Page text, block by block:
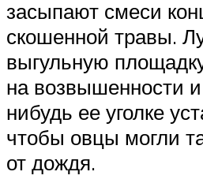
засыпают смеси
скошенной травы.
выгульную
на возвышенности
нибудь ее уголке
чтобы овцы могли
от дождя.